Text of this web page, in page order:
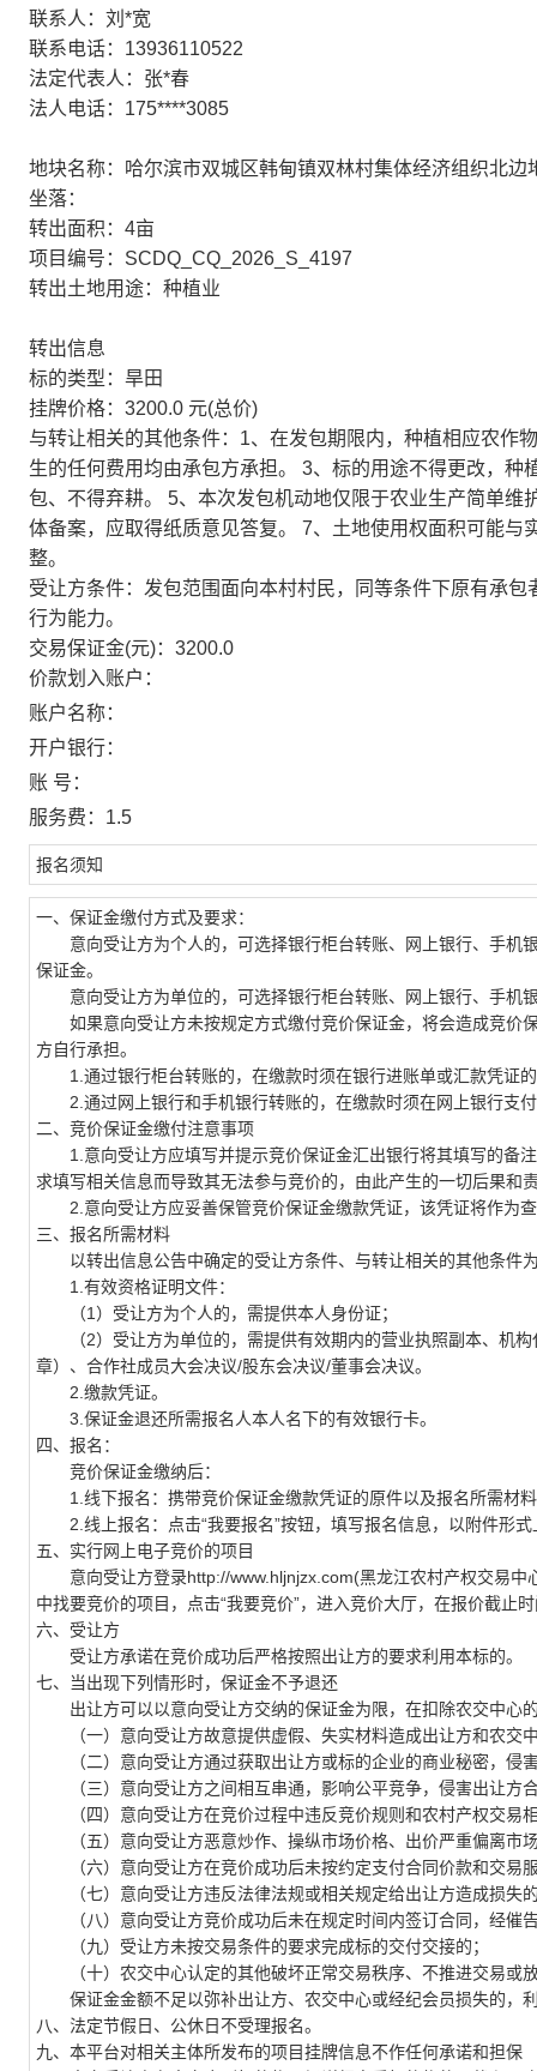
联系人：刘*宽
联系电话：13936110522
法定代表人：张*春
法人电话：175****3085
地块名称：哈尔滨市双城区韩甸镇双林村集体经济组织北边
坐落：
转出面积：4亩
项目编号：SCDQ_CQ_2026_S_4197
转出土地用途：种植业
转出信息
标的类型：旱田
挂牌价格：3200.0 元(总价)
与转让相关的其他条件：1、在发包期限内，种植相应农作
生的任何费用均由承包方承担。 3、标的用途不得更改，
包、不得弃耕。 5、本次发包机动地仅限于农业生产简单
体备案，应取得纸质意见答复。 7、土地使用权面积可能
整。
受让方条件：发包范围面向本村村民，同等条件下原有承
行为能力。
交易保证金(元)：3200.0
价款划入账户：
账户名称：
开户银行：
账 号：
服务费：1.5
报名须知
一、保证金缴付方式及要求：
意向受让方为个人的，可选择银行柜台转账、网上银行、手机
保证金。
意向受让方为单位的，可选择银行柜台转账、网上银行、手机
如果意向受让方未按规定方式缴付竞价保证金，将会造成竞价
方自行承担。
1.通过银行柜台转账的，在缴款时须在银行进账单或汇款凭证
2.通过网上银行和手机银行转账的，在缴款时须在网上银行支
二、竞价保证金缴付注意事项
1.意向受让方应填写并提示竞价保证金汇出银行将其填写的备
求填写相关信息而导致其无法参与竞价的，由此产生的一切后果和
2.意向受让方应妥善保管竞价保证金缴款凭证，该凭证将作为
三、报名所需材料
以转出信息公告中确定的受让方条件、与转让相关的其他条件
1.有效资格证明文件：
（1）受让方为个人的，需提供本人身份证；
（2）受让方为单位的，需提供有效期内的营业执照副本、机构
章）、合作社成员大会决议/股东会决议/董事会决议。
2.缴款凭证。
3.保证金退还所需报名人本人名下的有效银行卡。
四、报名：
竞价保证金缴纳后：
1.线下报名：携带竞价保证金缴款凭证的原件以及报名所需材
2.线上报名：点击“我要报名”按钮，填写报名信息，以附件形式
五、实行网上电子竞价的项目
意向受让方登录http://www.hljnjzx.com(黑龙江农村产权交易中
中找要竞价的项目，点击“我要竞价”，进入竞价大厅，在报价截止
六、受让方
受让方承诺在竞价成功后严格按照出让方的要求利用本标的。
七、当出现下列情形时，保证金不予退还
出让方可以以意向受让方交纳的保证金为限，在扣除农交中心
（一）意向受让方故意提供虚假、失实材料造成出让方和农交
（二）意向受让方通过获取出让方或标的企业的商业秘密，侵
（三）意向受让方之间相互串通，影响公平竞争，侵害出让方
（四）意向受让方在竞价过程中违反竞价规则和农村产权交易
（五）意向受让方恶意炒作、操纵市场价格、出价严重偏离市
（六）意向受让方在竞价成功后未按约定支付合同价款和交易
（七）意向受让方违反法律法规或相关规定给出让方造成损失
（八）意向受让方竞价成功后未在规定时间内签订合同，经催
（九）受让方未按交易条件的要求完成标的交付交接的；
（十）农交中心认定的其他破坏正常交易秩序、不推进交易或
保证金金额不足以弥补出让方、农交中心或经纪会员损失的，
八、法定节假日、公休日不受理报名。
九、本平台对相关主体所发布的项目挂牌信息不作任何承诺和担保